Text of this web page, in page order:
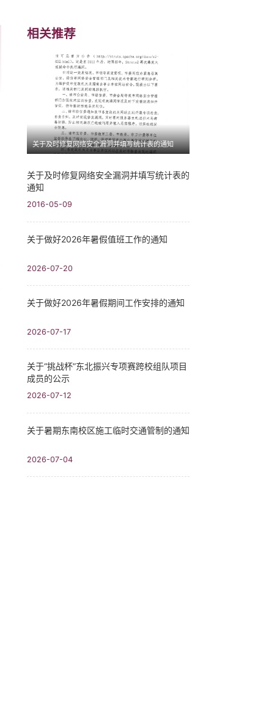
相关推荐
关于及时修复网络安全漏洞并填写统计表的通知
关于及时修复网络安全漏洞并填写统计表的
通知
2016-05-09
关于做好2026年暑假值班工作的通知
2026-07-20
关于做好2026年暑假期间工作安排的通知
2026-07-17
关于“挑战杯”东北振兴专项赛跨校组队项目
成员的公示
2026-07-12
关于暑期东南校区施工临时交通管制的通知
2026-07-04